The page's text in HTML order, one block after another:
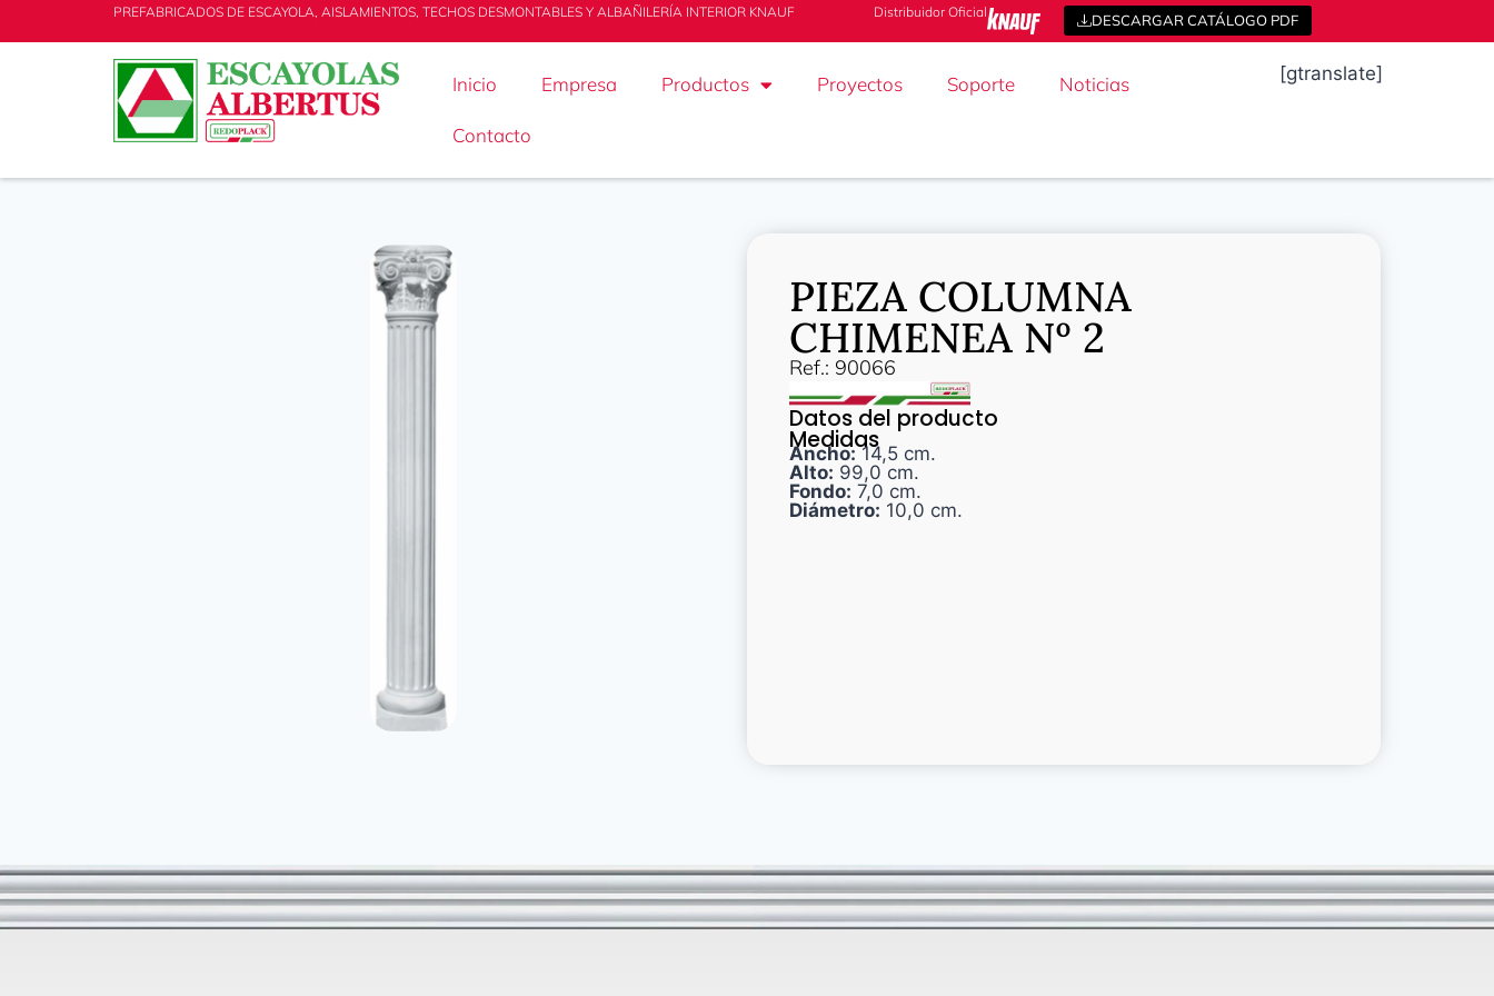
PREFABRICADOS DE ESCAYOLA, AISLAMIENTOS, TECHOS DESMONTABLES Y ALBAÑILERÍA INTERIOR KNAUF Distribuidor Oficial DESCARGAR CATÁLOGO PDF
Inicio Empresa Productos Proyectos Soporte Noticias
Contacto
[gtranslate]
PIEZA COLUMNA
CHIMENEA Nº 2
Ref.: 90066
Datos del producto
Medidas
Ancho:14,5 cm.
Alto: 99,0 cm.
Fondo: 7,0 cm.
Diámetro: 10,0 cm.